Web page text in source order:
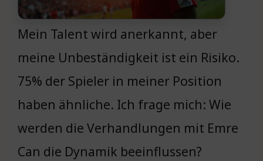
Mein Talent wird anerkannt, aber
meine Unbeständigkeit ist ein Risiko.
75% der Spieler in meiner Position
haben ähnliche. Ich frage mich: Wie
werden die Verhandlungen mit Emre
Can die Dynamik beeinflussen?